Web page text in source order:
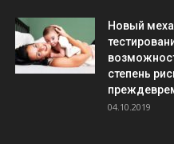
Новый
степень
04.10.2019